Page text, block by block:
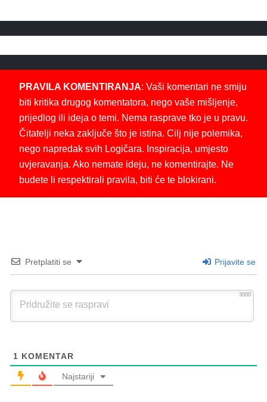
PRAVILA KOMENTIRANJA: Vaši komentari ne smiju
biti kritika drugog komentatora, nego vaše mišljenje,
prijedlog ili ideja o temi. Nema rasprave tko je u pravu.
Čitatelji neka zaključe što je istina. Cilj nije polemika,
nego napredak svih Logičara. Inspiracija, umjesto
uvjeravanja. Ako nemate ideju, ne komentirajte. Ne
budete li respektirali pravila, biti će te blokirani.
Pretplatiti se Prijavite se
3000
1 KOMENTAR
Najstariji